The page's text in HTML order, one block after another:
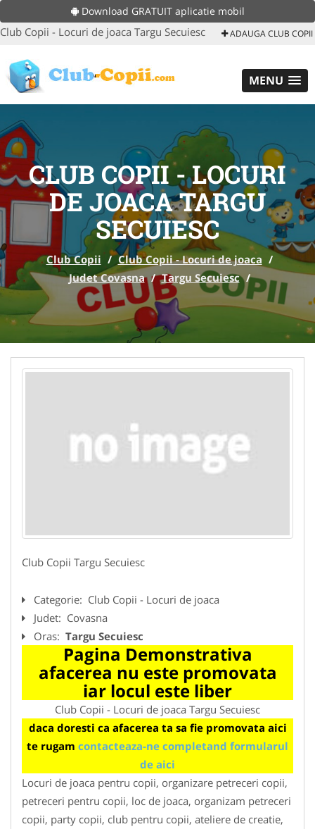
Download GRATUIT aplicatie mobil
Club Copii - Locuri de joaca Targu Secuiesc ADAUGA CLUB COPII
MENU
CLUB COPII - LOCURI
DE JOACA TARGU
SECUIESC
Club Copii / Club Copii - Locuri de joaca /
Judet Covasna / Targu Secuiesc /
Club Copii Targu Secuiesc
Categorie: Club Copii - Locuri de joaca
Judet: Covasna
Oras: Targu Secuiesc
Pagina Demonstrativa
afacerea nu este promovata
iar locul este liber
Club Copii - Locuri de joaca Targu Secuiesc
daca doresti ca afacerea ta sa fie promovata aici
te rugam contacteaza-ne completand formularul
de aici
Locuri de joaca pentru copii, organizare petreceri copii,
petreceri pentru copii, loc de joaca, organizam petreceri
copii, party copii, club pentru copii, ateliere de creatie,